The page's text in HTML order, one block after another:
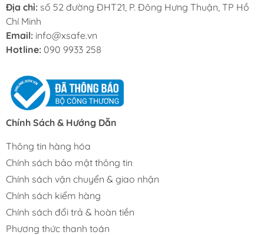
Địa chỉ: số 52 đường ĐHT21, P. Đông Hưng Thuận, TP Hồ
Chí Minh
Email: info@xsafe.vn
Hotline: 090 9933 258
Chính Sách & Hướng Dẫn
Thông tin hàng hóa
Chính sách bảo mật thông tin
Chính sách vận chuyển & giao nhận
Chính sách kiểm hàng
Chính sách đổi trả & hoàn tiền
Phương thức thanh toán